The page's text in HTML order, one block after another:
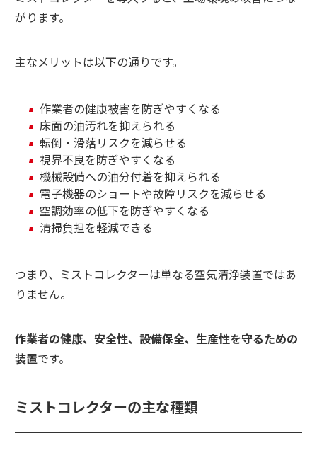
がります。
主なメリットは以下の通りです。
作業者の健康被害を防ぎやすくなる
床面の油汚れを抑えられる
転倒・滑落リスクを減らせる
視界不良を防ぎやすくなる
機械設備への油分付着を抑えられる
電子機器のショートや故障リスクを減らせる
空調効率の低下を防ぎやすくなる
清掃負担を軽減できる
つまり、ミストコレクターは単なる空気清浄装置ではあ
りません。
作業者の健康、安全性、設備保全、生産性を守るための
装置です。
ミストコレクターの主な種類